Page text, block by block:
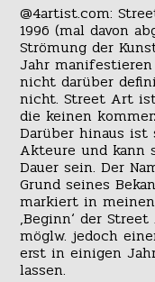
@4artist.com:
1996 (mal davon
Strömung der
Jahr
nicht darüber
nicht. Street Art
die keinen
Darüber hinaus
Akteure und kann
Dauer sein. Der
Grund seines
markiert in
‚Beginn‘ der
möglw. jedoch
erst in einigen
lassen.